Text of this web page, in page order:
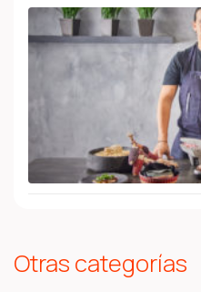
Otras categorías